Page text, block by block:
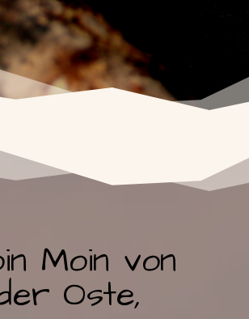
Moin von
Oste,